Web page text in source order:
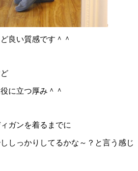
良い質感です＾＾
に立つ厚み＾＾
ガンを着るまでに
しっかりしてるかな～？と言う感じ